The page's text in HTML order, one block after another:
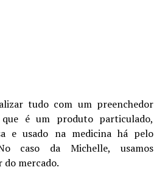
tudo com um preenchedor
é um produto particulado,
e usado na medicina há pelo
caso da Michelle, usamos
do mercado.